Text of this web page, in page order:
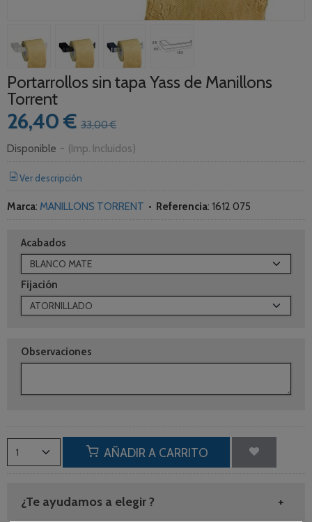
Portarrollos sin tapa Yass de Manillons
Torrent
26,40 € 33,00 €
Disponible - (Imp. Incluidos)
Ver descripción
Marca: MANILLONS TORRENT • Referencia: 1612 075
Acabados
Fijación
Observaciones
AÑADIR A CARRITO
¿Te ayudamos a elegir ?